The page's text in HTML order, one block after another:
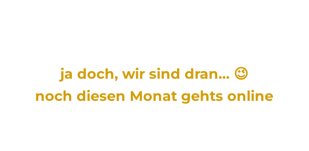
ja doch, wir sind dran… 😉
noch diesen Monat gehts online